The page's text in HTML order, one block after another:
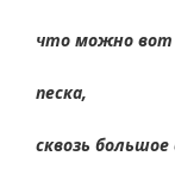
что можно вот
песка,
сквозь